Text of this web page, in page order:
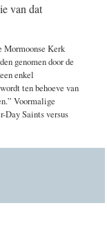
van dat
Mormoonse Kerk
genomen door de
enkel
ten behoeve van
Voormalige
r-Day Saints versus